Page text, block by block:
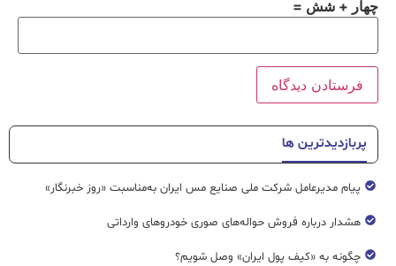
چهار + شش =
پربازدیدترین ها
پیام مدیرعامل شرکت ملی صنایع مس ایران به‌مناسبت «روز خبرنگار»
هشدار درباره فروش حواله‌های صوری خودروهای وارداتی
چگونه به «کیف پول ایران» وصل شویم؟